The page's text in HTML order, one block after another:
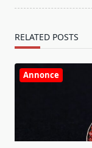
RELATED POSTS
Annonce